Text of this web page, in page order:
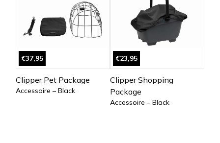
€37,95
Clipper Pet Package
Accessoire – Black
€23,95
Clipper Shopping
Package
Accessoire – Black